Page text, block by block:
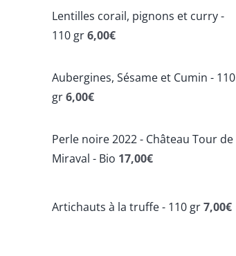
Lentilles corail, pignons et curry -
110 gr6,00€
Aubergines, Sésame et Cumin - 110
gr6,00€
Perle noire 2022 - Château Tour de
Miraval - Bio 17,00€
Artichauts à la truffe - 110 gr7,00€